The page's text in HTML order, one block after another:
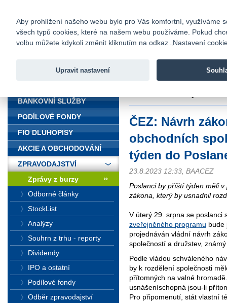
Fio banka
Fio banka
ČEZ: Návrh
obchodních
týden do
23.8.2023 12:33, BAACEZ
Poslanci by příští týden měli
zákona, který by usnadnil
V úterý 29. srpna se poslanci
zveřejněného programu bude
projednáván vládní návrh
společností a družstev,
Podle vládou schváleného
by k rozdělení společnosti
přítomných na valné
usnášeníschopná jsou-li
Pro připomenutí, stát vlastní
BANKOVNÍ SLUŽBY
PODÍLOVÉ FONDY
FIO DLUHOPISY
AKCIE A OBCHODOVÁNÍ
ZPRAVODAJSTVÍ
Zprávy z burzy
Odborné články
StockList
Analýzy
Souhrn z trhu - reporty
Dividendy
IPO a ostatní
Podílové fondy
Odběr zpravodajství
Aby prohlížení našeho webu bylo pro Vás komfortní, využíváme
všech typů cookies, které na našem webu používáme. Pokud
volbu můžete kdykoli změnit kliknutím na odkaz „Nastavení
Upravit nastavení